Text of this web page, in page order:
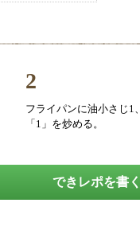
2
フライパンに油小さじ1、
「1」を炒める。
できレポを書く